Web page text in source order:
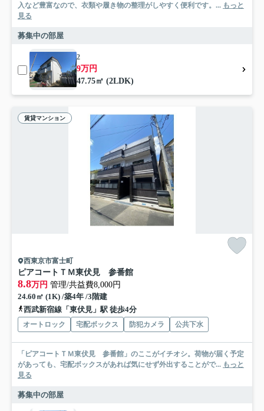
入など豊富なので、衣類や履き物の整理がしやすく便利です。... もっと
見る
募集中の部屋
2
9万円
47.75㎡ (2LDK)
賃貸マンション
西東京市富士町
ピアコートＴＭ東伏見 参番館
8.8万円 管理/共益費8,000円
24.60㎡ (1K) /築4年 /3階建
西武新宿線「東伏見」駅 徒歩4分
オートロック 宅配ボックス 防犯カメラ 公共下水
「ピアコートＴＭ東伏見 参番館」のここがイチオシ。荷物が届く予定
があっても、宅配ボックスがあれば気にせず外出することがで... もっと
見る
募集中の部屋